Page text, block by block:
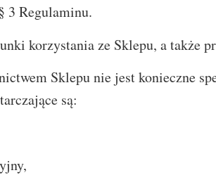
3 Regulaminu.
korzystania ze Sklepu, a także
Sklepu nie jest konieczne
są: